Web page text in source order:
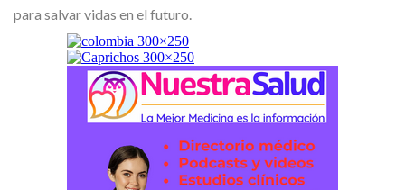
para salvar vidas en el futuro.